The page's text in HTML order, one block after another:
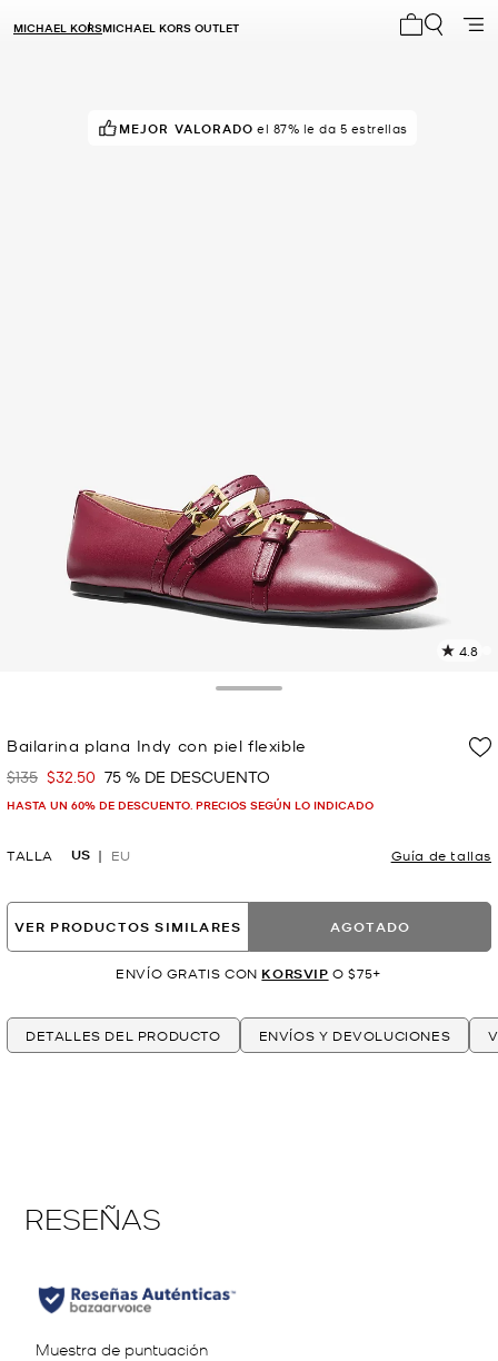
MICHAEL KORSMICHAEL KORS OUTLET
MEJOR VALORADO el 87% le da 5 estrellas
¡POPULAR!41 vistas recientes
4.8
Bailarina plana Indy con piel flexible
Era
$135 Ahora
$32.50 75 % DE DESCUENTO
HASTA UN 60% DE DESCUENTO. PRECIOS SEGÚN LO INDICADO
TALLA US EU Guía de tallas
VER PRODUCTOS SIMILARES AGOTADO
ENVÍO GRATIS CON KORSVIP O $75+
DETALLES DEL PRODUCTO ENVÍOS Y DEVOLUCIONES